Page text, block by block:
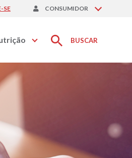
SE CONSUMIDOR
BUSCAR